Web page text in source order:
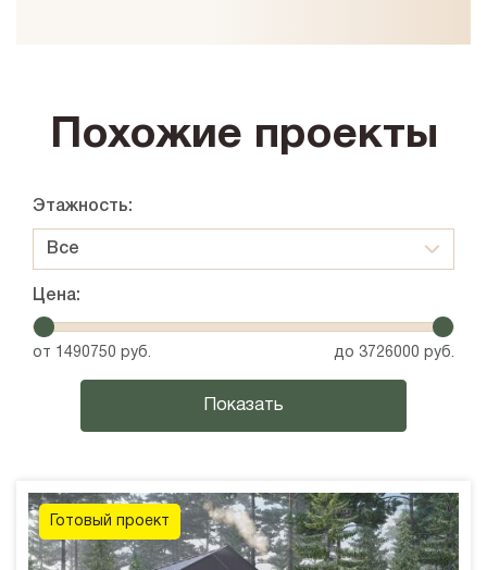
Похожие проекты
Этажность:
Все
Цена:
от 1490750 руб. до 3726000 руб.
Готовый проект